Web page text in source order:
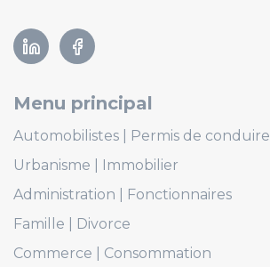
LinkedinFacebook
Menu principal
Automobilistes
Permis de conduire
Urbanisme
Immobilier
Administration
Fonctionnaires
Famille
Divorce
Commerce
Consommation